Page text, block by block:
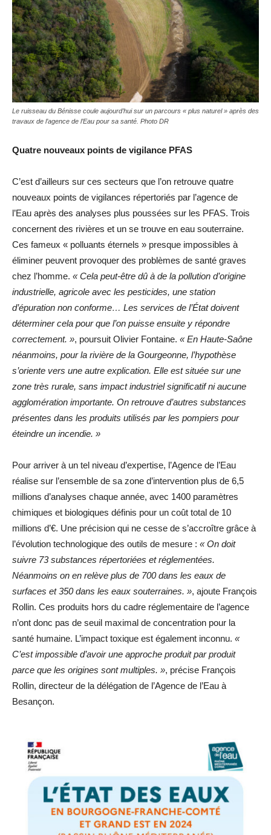
Le ruisseau du Bénisse coule aujourd’hui sur un parcours « plus naturel » après des
travaux de l’agence de l’Eau pour sa santé. Photo DR
Quatre nouveaux points de vigilance PFAS
C’est d’ailleurs sur ces secteurs que l’on retrouve quatre
nouveaux points de vigilances répertoriés par l’agence de
l’Eau après des analyses plus poussées sur les PFAS. Trois
concernent des rivières et un se trouve en eau souterraine.
Ces fameux « polluants éternels » presque impossibles à
éliminer peuvent provoquer des problèmes de santé graves
chez l’homme. « Cela peut-être dû à de la pollution d’origine
industrielle, agricole avec les pesticides, une station
d’épuration non conforme… Les services de l’État doivent
déterminer cela pour que l’on puisse ensuite y répondre
correctement. », poursuit Olivier Fontaine. « En Haute-Saône
néanmoins, pour la rivière de la Gourgeonne, l’hypothèse
s’oriente vers une autre explication. Elle est située sur une
zone très rurale, sans impact industriel significatif ni aucune
agglomération importante. On retrouve d’autres substances
présentes dans les produits utilisés par les pompiers pour
éteindre un incendie. »
Pour arriver à un tel niveau d’expertise, l’Agence de l’Eau
réalise sur l’ensemble de sa zone d’intervention plus de 6,5
millions d’analyses chaque année, avec 1400 paramètres
chimiques et biologiques définis pour un coût total de 10
millions d’€. Une précision qui ne cesse de s’accroître grâce à
l’évolution technologique des outils de mesure : « On doit
suivre 73 substances répertoriées et réglementées.
Néanmoins on en relève plus de 700 dans les eaux de
surfaces et 350 dans les eaux souterraines. », ajoute François
Rollin. Ces produits hors du cadre réglementaire de l’agence
n’ont donc pas de seuil maximal de concentration pour la
santé humaine. L’impact toxique est également inconnu. «
C’est impossible d’avoir une approche produit par produit
parce que les origines sont multiples. », précise François
Rollin, directeur de la délégation de l’Agence de l’Eau à
Besançon.